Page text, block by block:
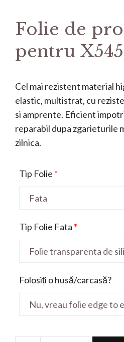
Folie de
pentru
Cel mai rezistent material
elastic, multistrat, cu
si amprente. Eficient
reparabil dupa zgarieturile
zilnica.
Tip Folie *
Tip Folie Fata *
Folosiți o husă/carcasă?